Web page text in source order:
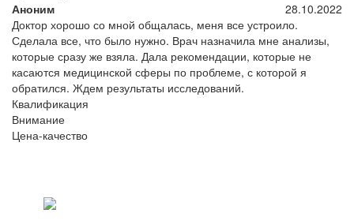
Аноним
28.10.2022
Доктор хорошо со мной общалась, меня все устроило.
Сделала все, что было нужно. Врач назначила мне анализы,
которые сразу же взяла. Дала рекомендации, которые не
касаются медицинской сферы по проблеме, с которой я
обратился. Ждем результаты исследований.
Квалификация
Внимание
Цена-качество